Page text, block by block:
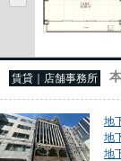
賃貸｜店舗事務所
地
地
地